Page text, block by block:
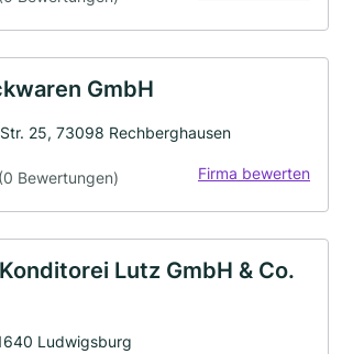
GmbH
25, 73098 Rechberghausen
(0 Bewertungen) Firma bewerten
Lutz GmbH & Co.
Ludwigsburg